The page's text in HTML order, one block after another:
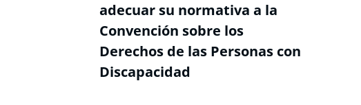
adecuar su normativa a la
Convención sobre los
Derechos de las Personas con
Discapacidad